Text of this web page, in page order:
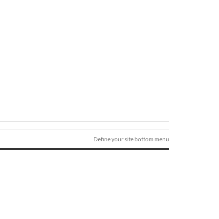
Define your site bottom menu